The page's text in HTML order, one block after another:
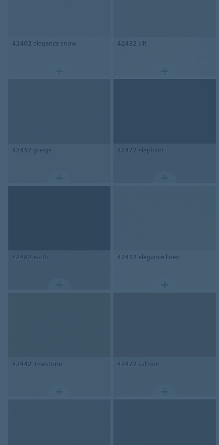
42402 elegance snow 42432 silt
42452 greige 42472 elephant
42482 earth 42412 elegance linen
42442 limestone 42422 salmon